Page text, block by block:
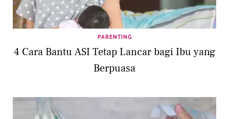
PARENTING
4 Cara Bantu ASI Tetap Lancar bagi Ibu yang
Berpuasa